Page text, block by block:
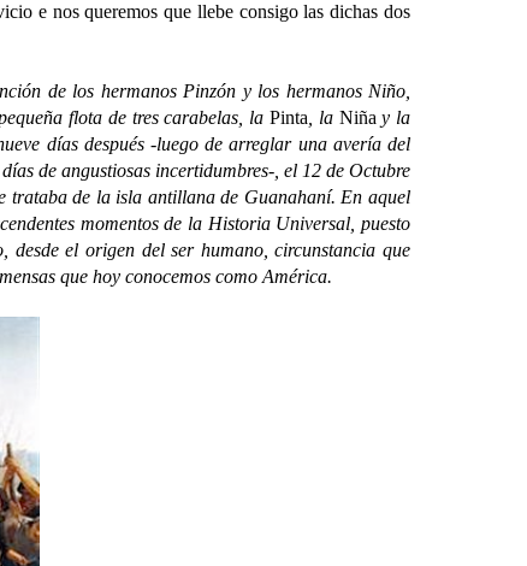
e nos queremos que llebe consigo las dichas dos
de los hermanos Pinzón y los hermanos Niño,
flota de tres carabelas, la Pinta , la Niña y la
días después -luego de arreglar una avería del
de angustiosas incertidumbres-, el 12 de Octubre
trataba de la isla antillana de Guanahaní. En aquel
momentos de la Historia Universal, puesto
desde el origen del ser humano, circunstancia que
que hoy conocemos como América.